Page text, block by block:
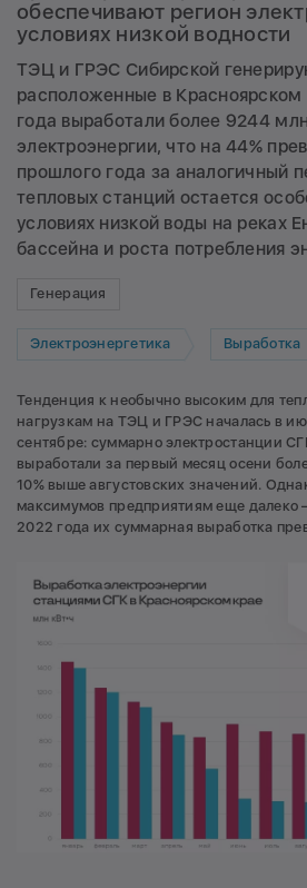
обеспечивают регион
условиях низкой водности
ТЭЦ и ГРЭС Сибирской
расположенные в Красноярском
года выработали более 9244
электроэнергии, что на 44%
прошлого года за аналогичный
тепловых станций остается
условиях низкой воды на реках
бассейна и роста потребления
Генерация
Электроэнергетика Выработка
Тенденция к необычно высоким для
нагрузкам на ТЭЦ и ГРЭС началась в
сентябре: суммарно электростанции
выработали за первый месяц осени
10% выше августовских значений.
максимумов предприятиям еще
2022 года их суммарная выработка